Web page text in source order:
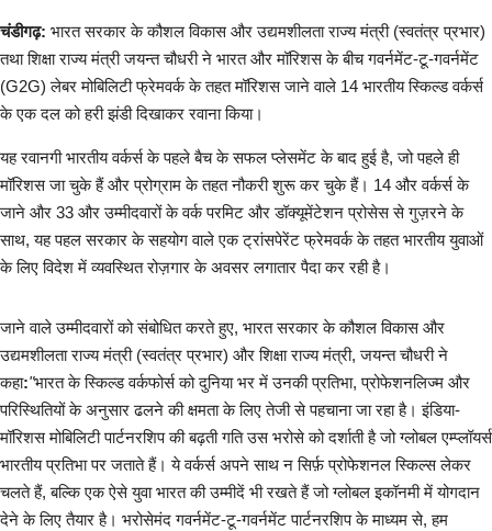
धर्म-कर्म
लेख
खेल जगत
शिक्षा
स्वास्थ्य
राष्ट्रीय
व्यापार
रोजगार
चंडीगढ़: भारत सरकार के कौशल विकास और उद्यमशीलता राज्य मंत्री (स्वतंत्र प्रभार)
तथा शिक्षा राज्य मंत्री जयन्त चौधरी ने भारत और मॉरिशस के बीच गवर्नमेंट-टू-गवर्नमेंट
(G2G) लेबर मोबिलिटी फ्रेमवर्क के तहत मॉरिशस जाने वाले 14 भारतीय स्किल्ड वर्कर्स
के एक दल को हरी झंडी दिखाकर रवाना किया।
यह रवानगी भारतीय वर्कर्स के पहले बैच के सफल प्लेसमेंट के बाद हुई है, जो पहले ही
मॉरिशस जा चुके हैं और प्रोग्राम के तहत नौकरी शुरू कर चुके हैं। 14 और वर्कर्स के
जाने और 33 और उम्मीदवारों के वर्क परमिट और डॉक्यूमेंटेशन प्रोसेस से गुज़रने के
साथ, यह पहल सरकार के सहयोग वाले एक ट्रांसपेरेंट फ्रेमवर्क के तहत भारतीय युवाओं
के लिए विदेश में व्यवस्थित रोज़गार के अवसर लगातार पैदा कर रही है।
जाने वाले उम्मीदवारों को संबोधित करते हुए, भारत सरकार के कौशल विकास और
उद्यमशीलता राज्य मंत्री (स्वतंत्र प्रभार) और शिक्षा राज्य मंत्री, जयन्त चौधरी ने
कहा:"भारत के स्किल्ड वर्कफोर्स को दुनिया भर में उनकी प्रतिभा, प्रोफेशनलिज्म और
परिस्थितियों के अनुसार ढलने की क्षमता के लिए तेजी से पहचाना जा रहा है। इंडिया-
मॉरिशस मोबिलिटी पार्टनरशिप की बढ़ती गति उस भरोसे को दर्शाती है जो ग्लोबल एम्प्लॉयर्स
भारतीय प्रतिभा पर जताते हैं। ये वर्कर्स अपने साथ न सिर्फ़ प्रोफेशनल स्किल्स लेकर
चलते हैं, बल्कि एक ऐसे युवा भारत की उम्मीदें भी रखते हैं जो ग्लोबल इकॉनमी में योगदान
देने के लिए तैयार है। भरोसेमंद गवर्नमेंट-टू-गवर्नमेंट पार्टनरशिप के माध्यम से, हम